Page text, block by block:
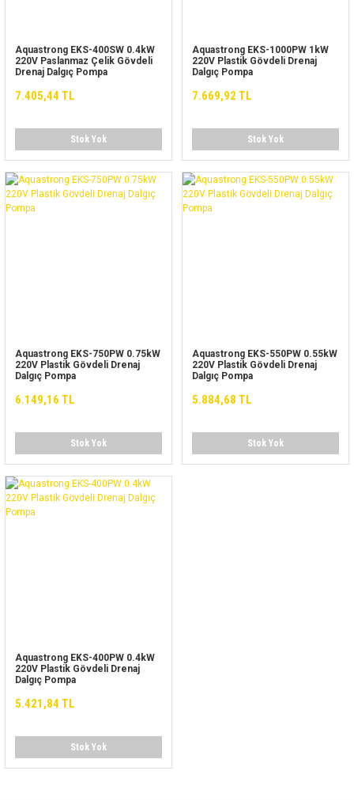
Aquastrong EKS-400SW 0.4kW
220V Paslanmaz Çelik Gövdeli
Drenaj Dalgıç Pompa
7.405,44 TL
Stok Yok
Aquastrong EKS-1000PW 1kW
220V Plastik Gövdeli Drenaj
Dalgıç Pompa
7.669,92 TL
Stok Yok
Aquastrong EKS-750PW 0.75kW
220V Plastik Gövdeli Drenaj
Dalgıç Pompa
6.149,16 TL
Stok Yok
Aquastrong EKS-550PW 0.55kW
220V Plastik Gövdeli Drenaj
Dalgıç Pompa
5.884,68 TL
Stok Yok
Aquastrong EKS-400PW 0.4kW
220V Plastik Gövdeli Drenaj
Dalgıç Pompa
5.421,84 TL
Stok Yok